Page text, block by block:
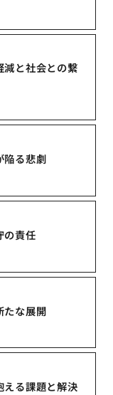
減と社会との繋
陥る悲劇
の責任
たな展開
える課題と解決